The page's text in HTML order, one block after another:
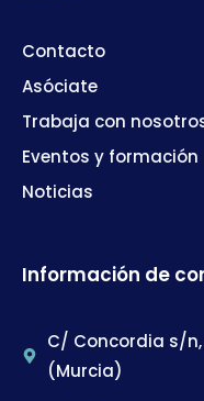
Contacto
Asóciate
Trabaja con
Eventos y formación
Noticias
Información de
C/ Concordia s/
(Murcia)